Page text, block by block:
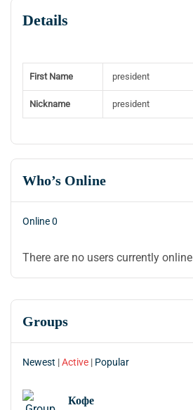
Details
First Name president
Nickname president
Who’s Online
Online0
There are no users currently online
Groups
Newest |Active | Popular
Кофе